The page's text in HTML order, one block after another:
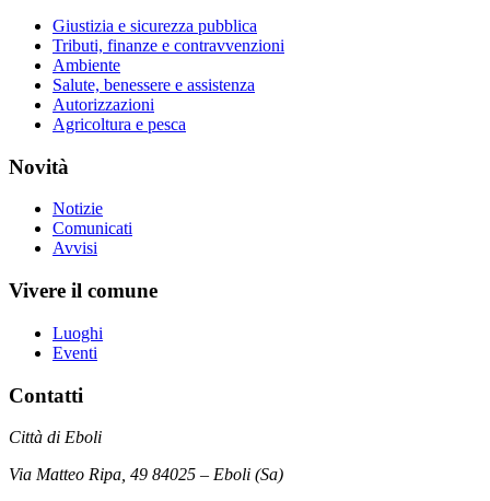
Giustizia e sicurezza pubblica
Tributi, finanze e contravvenzioni
Ambiente
Salute, benessere e assistenza
Autorizzazioni
Agricoltura e pesca
Novità
Notizie
Comunicati
Avvisi
Vivere il comune
Luoghi
Eventi
Contatti
Città di Eboli
Via Matteo Ripa, 49 84025 – Eboli (Sa)